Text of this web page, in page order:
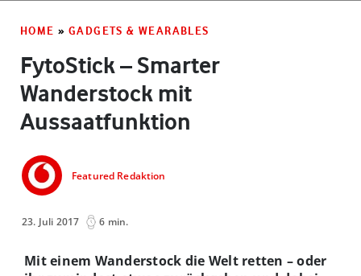
HOME » GADGETS & WEARABLES
FytoStick – Smarter
Wanderstock mit
Aussaatfunktion
Featured Redaktion
23. Juli 2017 6 min.
Mit einem Wanderstock die Welt retten – oder